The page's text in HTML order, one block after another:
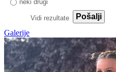
neki drugi
Vidi rezultate
Pošalji
Galerije